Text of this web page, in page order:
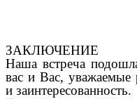
ЗАКЛЮЧЕНИЕ
Наша встреча
вас и Вас, уважаемые
и заинтересованность.